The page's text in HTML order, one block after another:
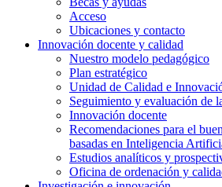
Acceso
Ubicaciones y contacto
Innovación docente y calidad
Nuestro modelo pedagógico
Plan estratégico
Unidad de Calidad e
Seguimiento y evaluación de
Innovación docente
Recomendaciones para el
basadas en Inteligencia
Estudios analíticos y
Oficina de ordenación y